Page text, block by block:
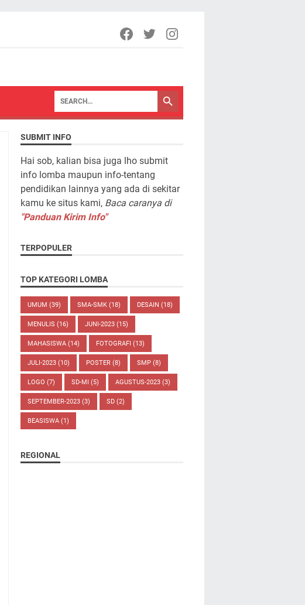
SUBMIT INFO
Hai sob, kalian bisa juga lho submit
info lomba maupun info-tentang
pendidikan lainnya yang ada di sekitar
kamu ke situs kami, Baca caranya di
"Panduan Kirim Info"
TERPOPULER
TOP KATEGORI LOMBA
UMUM (39) SMA-SMK (18) DESAIN (18)
MENULIS (16) JUNI-2023 (15)
MAHASISWA (14) FOTOGRAFI (13)
JULI-2023 (10) POSTER (8) SMP (8)
LOGO (7) SD-MI (5) AGUSTUS-2023 (3)
SEPTEMBER-2023 (3) SD (2)
BEASISWA (1)
REGIONAL